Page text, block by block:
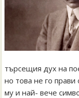
търсещия дух на
но това не го
му и най- вече